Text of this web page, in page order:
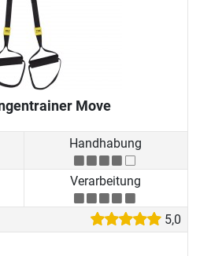
Move
Handhabung
Verarbeitung
5,0